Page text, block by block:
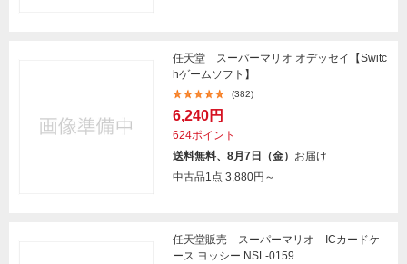
任天堂 スーパーマリオ オデッセイ【Switc
hゲームソフト】
(382)
6,240円
624ポイント
送料無料、8月7日（金） お届け
中古品1点 3,880円～
任天堂販売 スーパーマリオ ICカードケ
ース ヨッシー NSL-0159